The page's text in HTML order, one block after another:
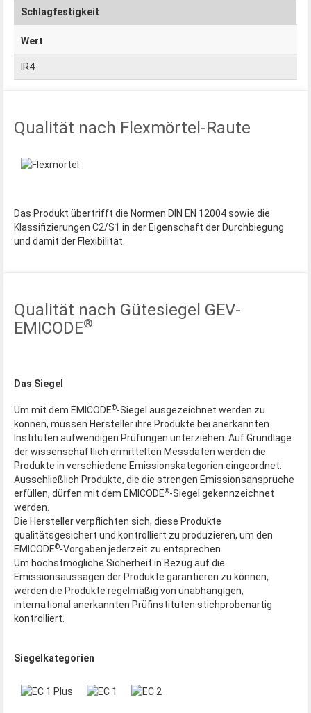
Schlagfestigkeit
Wert
IR4
Qualität nach Flexmörtel-Raute
Das Produkt übertrifft die Normen DIN EN 12004 sowie die
Klassiﬁzierungen C2/S1 in der Eigenschaft der Durchbiegung
und damit der Flexibilität.
Qualität nach Gütesiegel GEV-
EMICODE®
Das Siegel
Um mit dem EMICODE®-Siegel ausgezeichnet werden zu
können, müssen Hersteller ihre Produkte bei anerkannten
Instituten aufwendigen Prüfungen unterziehen. Auf Grundlage
der wissenschaftlich ermittelten Messdaten werden die
Produkte in verschiedene Emissionskategorien eingeordnet.
Ausschließlich Produkte, die die strengen Emissionsansprüche
erfüllen, dürfen mit dem EMICODE®-Siegel gekennzeichnet
werden.
Die Hersteller verpflichten sich, diese Produkte
qualitätsgesichert und kontrolliert zu produzieren, um den
EMICODE®-Vorgaben jederzeit zu entsprechen.
Um höchstmögliche Sicherheit in Bezug auf die
Emissionsaussagen der Produkte garantieren zu können,
werden die Produkte regelmäßig von unabhängigen,
international anerkannten Prüfinstituten stichprobenartig
kontrolliert.
Siegelkategorien